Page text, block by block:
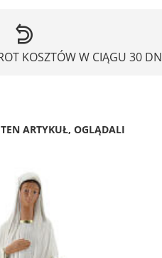
KOSZTÓW W CIĄGU 30
ARTYKUŁ, OGLĄDALI